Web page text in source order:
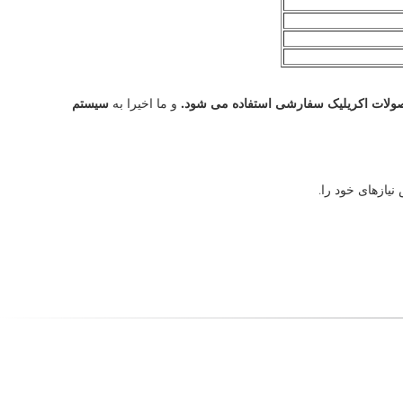
اکریلیک سفارشی استفاده می شود. و ما اخیرا به سیستم
خود را.